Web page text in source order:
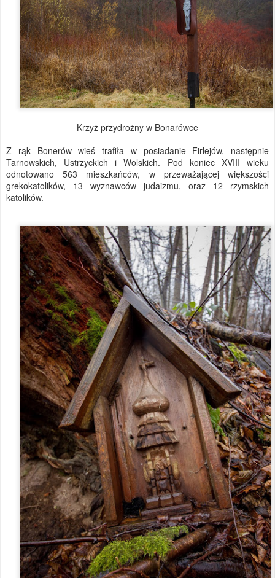
Krzyż przydrożny w Bonarówce
Z rąk Bonerów wieś trafiła w posiadanie Firlejów, następnie
Tarnowskich, Ustrzyckich i Wolskich. Pod koniec XVIII wieku
odnotowano 563 mieszkańców, w przeważającej większości
grekokatolików, 13 wyznawców judaizmu, oraz 12 rzymskich
katolików.